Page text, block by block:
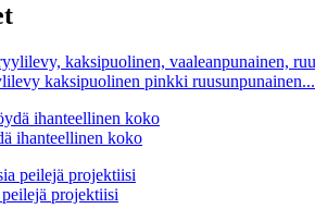
kaksipuolinen pinkki ruusunpunainen...
ihanteellinen koko
projektiisi